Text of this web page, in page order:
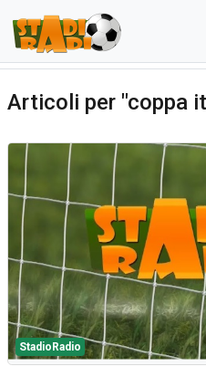
Articoli per "coppa
StadioRadio